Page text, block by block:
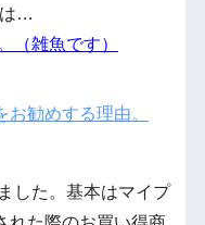
は…
（雑魚です）
勧めする理由。
した。基本はマイプ